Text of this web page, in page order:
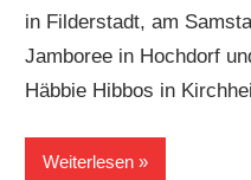
in Filderstadt, am
Jamboree in Hochdorf
Häbbie Hibbos in
Weiterlesen